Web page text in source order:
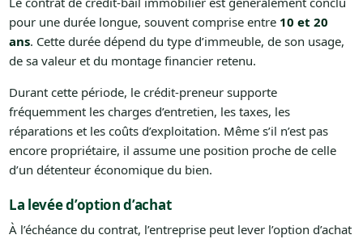
pour une durée longue, souvent comprise entre 10 et 20
ans. Cette durée dépend du type d’immeuble, de son usage,
de sa valeur et du montage financier retenu.
Durant cette période, le crédit-preneur supporte
fréquemment les charges d’entretien, les taxes, les
réparations et les coûts d’exploitation. Même s’il n’est pas
encore propriétaire, il assume une position proche de celle
d’un détenteur économique du bien.
La levée d’option d’achat
À l’échéance du contrat, l’entreprise peut lever l’option d’achat